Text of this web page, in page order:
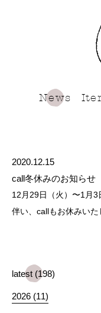
News
2020.12.15
call冬休みのお知らせ
12月29日（火）〜1月
伴い、callもお休みいた
latest (198)
2026 (11)